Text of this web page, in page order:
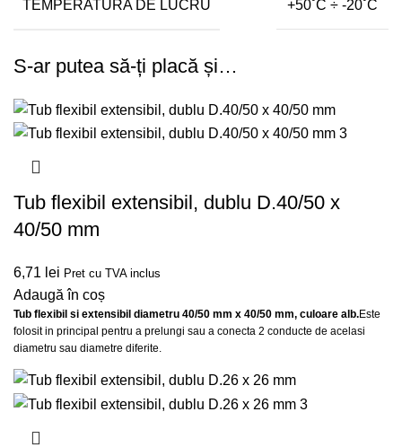
TEMPERATURA DE LUCRU +50˚C ÷ -20˚C
S-ar putea să-ți placă și…
Tub flexibil extensibil, dublu D.40/50 x
40/50 mm
6,71 lei Pret cu TVA inclus
Adaugă în coș
Tub flexibil si extensibil diametru 40/50 mm x 40/50 mm, culoare alb.Este
folosit in principal pentru a prelungi sau a conecta 2 conducte de acelasi
diametru sau diametre diferite.